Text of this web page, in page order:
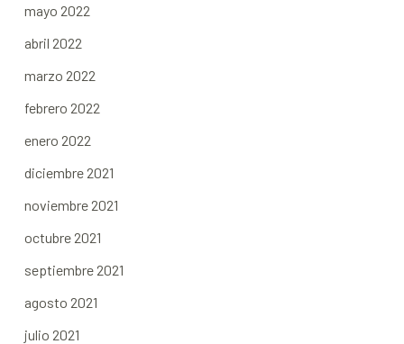
mayo 2022
abril 2022
marzo 2022
febrero 2022
enero 2022
diciembre 2021
noviembre 2021
octubre 2021
septiembre 2021
agosto 2021
julio 2021